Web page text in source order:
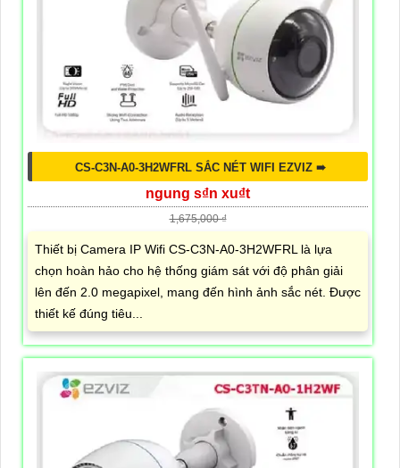
CS-C3N-A0-3H2WFRL SẮC NÉT WIFI EZVIZ ➠
ngung s₫n xu₫t
1,675,000 ₫
Thiết bị Camera IP Wifi CS-C3N-A0-3H2WFRL là lựa
chọn hoàn hảo cho hệ thống giám sát với độ phân giải
lên đến 2.0 megapixel, mang đến hình ảnh sắc nét. Được
thiết kế đúng tiêu...